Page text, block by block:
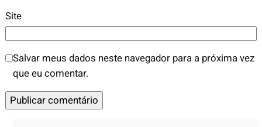
Site
Salvar meus dados neste navegador para a próxima vez
que eu comentar.